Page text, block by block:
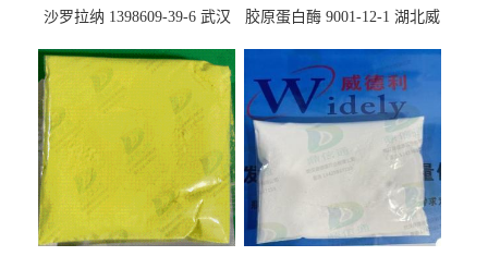
沙罗拉纳 1398609-39-6 武汉
胶原蛋白酶 9001-12-1 湖北威